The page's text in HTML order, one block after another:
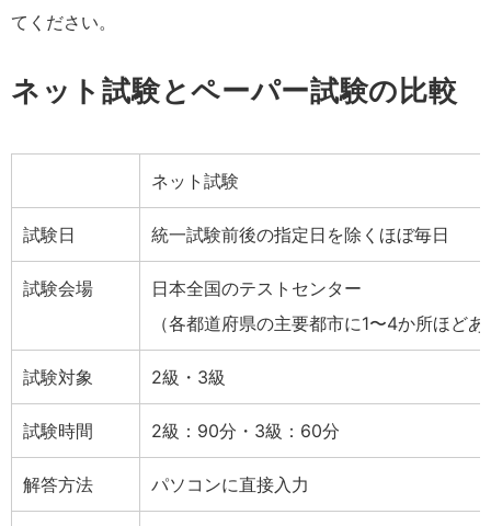
てください。
ネット試験とペーパー試験の比較
ネット試験
試験日 統一試験前後の指定日を除くほぼ毎日
試験会場
日本全国のテストセンター
（各都道府県の主要都市に1〜4か所ほど
試験対象 2級・3級
試験時間 2級：90分・3級：60分
解答方法 パソコンに直接入力